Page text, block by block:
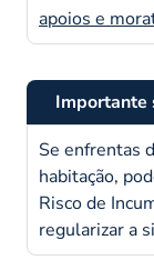
apoios e
Importante
Se enfrentas
habitação,
Risco de
regularizar a